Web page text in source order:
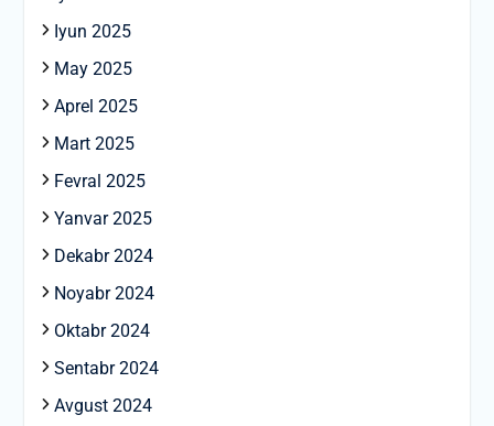
Iyun 2025
May 2025
Aprel 2025
Mart 2025
Fevral 2025
Yanvar 2025
Dekabr 2024
Noyabr 2024
Oktabr 2024
Sentabr 2024
Avgust 2024